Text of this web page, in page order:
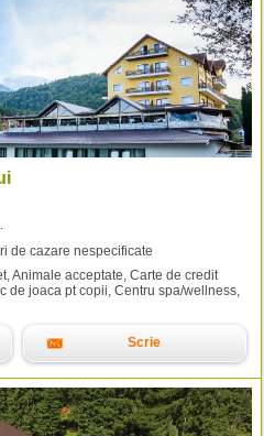
de cazare nespecificate
Animale acceptate, Carte de credit
de joaca pt copii, Centru spa/wellness,
Scrie